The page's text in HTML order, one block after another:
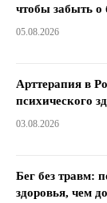
чтобы забыть о
05.08.2026
Арттерапия в
психического
03.08.2026
Бег без травм:
здоровья, чем